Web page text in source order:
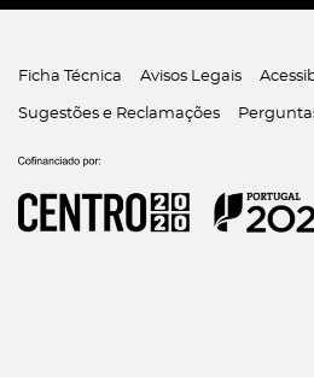
Ficha Técnica Avisos Legais
Sugestões e Reclamações